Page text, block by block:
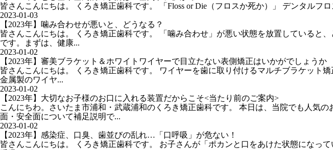
皆さんこんにちは。 くろき矯正歯科です。 「Floss or Die（フロスか死か）」 デンタル
2023-01-03
【2023年】噛み合わせが悪いと、どうなる？
皆さんこんにちは。 くろき矯正歯科です。 「噛み合わせ」が悪い状態を放置していると
です。まずは、健康...
2023-01-02
【2023年】審美ブラケット＆ホワイトワイヤーで目立たない表側矯正はいかがでしょうか
皆さんこんにちは。 くろき矯正歯科です。 ワイヤーを歯に取り付けるマルチブラケット
金属製のワイヤ...
2023-01-02
【2023年】大切なお子様のお口に入れる装置だからこそ<当たり前のご案内>
こんにちわ。さいたま市浦和・武蔵浦和のくろき矯正歯科です。 本日は、当院でも人気
面・安全面について補足説明で...
2023-01-02
【2023年】感染症、口臭、歯並びの乱れ…「口呼吸」が危ない！
皆さんこんにちは。 くろき矯正歯科です。 お子さんが「ポカンと口をあけた状態になっ